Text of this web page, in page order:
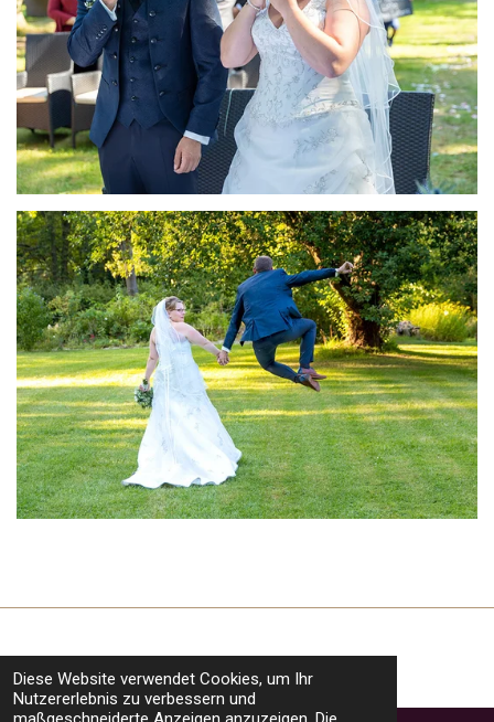
Diese Website verwendet Cookies, um Ihr
Nutzererlebnis zu verbessern und
TOP